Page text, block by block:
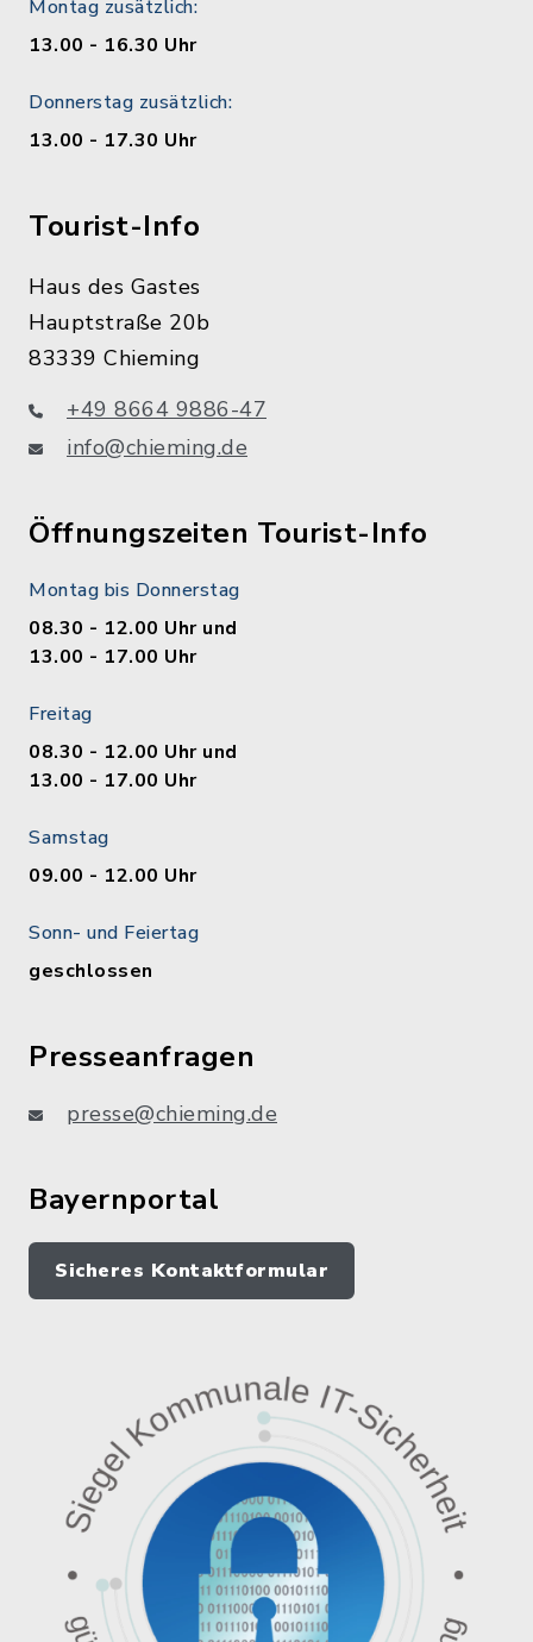
Montag zusätzlich:
13.00 - 16.30 Uhr
Donnerstag zusätzlich:
13.00 - 17.30 Uhr
Tourist-Info
Haus des Gastes
Hauptstraße 20b
83339 Chieming
+49 8664 9886-47
info@chieming.de
Öffnungszeiten Tourist-Info
Montag bis Donnerstag
08.30 - 12.00 Uhr und
13.00 - 17.00 Uhr
Freitag
08.30 - 12.00 Uhr und
13.00 - 17.00 Uhr
Samstag
09.00 - 12.00 Uhr
Sonn- und Feiertag
geschlossen
Presseanfragen
presse@chieming.de
Bayernportal
Sicheres Kontaktformular